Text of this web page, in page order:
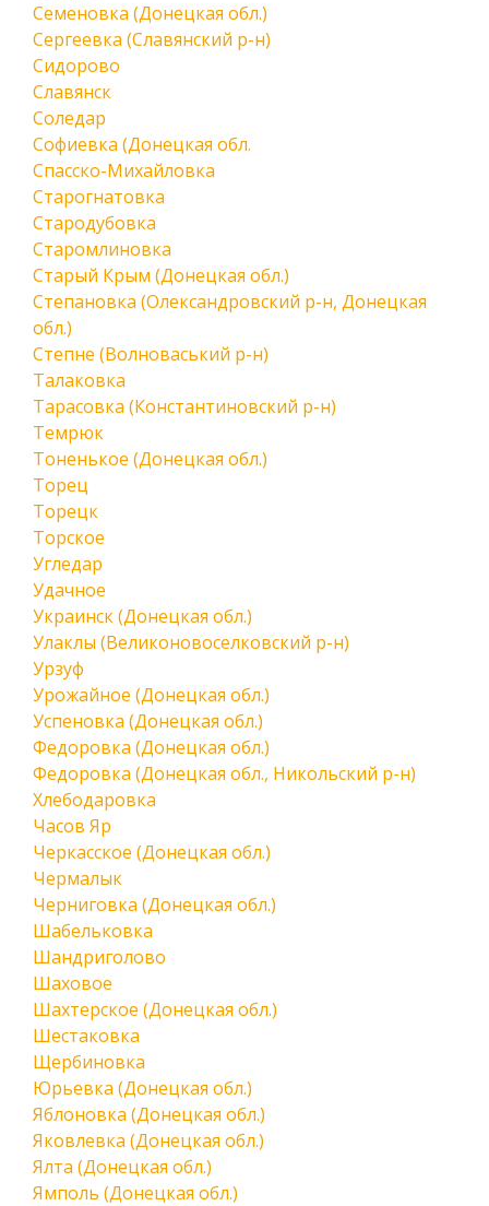
Семеновка (Донецкая обл.)
Сергеевка (Славянский р-н)
Сидорово
Славянск
Соледар
Софиевка (Донецкая обл.
Спасско-Михайловка
Старогнатовка
Стародубовка
Старомлиновка
Старый Крым (Донецкая обл.)
Степановка (Олександровский р-н, Донецкая
обл.)
Степне (Волноваський р-н)
Талаковка
Тарасовка (Константиновский р-н)
Темрюк
Тоненькое (Донецкая обл.)
Торец
Торецк
Торское
Угледар
Удачное
Украинск (Донецкая обл.)
Улаклы (Великоновоселковский р-н)
Урзуф
Урожайное (Донецкая обл.)
Успеновка (Донецкая обл.)
Федоровка (Донецкая обл.)
Федоровка (Донецкая обл., Никольский р-н)
Хлебодаровка
Часов Яр
Черкасское (Донецкая обл.)
Чермалык
Черниговка (Донецкая обл.)
Шабельковка
Шандриголово
Шаховое
Шахтерское (Донецкая обл.)
Шестаковка
Щербиновка
Юрьевка (Донецкая обл.)
Яблоновка (Донецкая обл.)
Яковлевка (Донецкая обл.)
Ялта (Донецкая обл.)
Ямполь (Донецкая обл.)